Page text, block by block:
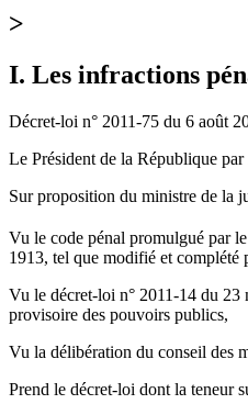
>
I. Les infractions
Décret-loi n° 2011-75 du 6 août
Le Président de la République
Sur proposition du ministre de la
Vu le code pénal promulgué par
1913, tel que modifié et complété
Vu le décret-loi n° 2011-14 du 23
provisoire des pouvoirs publics,
Vu la délibération du conseil des
Prend le décret-loi dont la teneur